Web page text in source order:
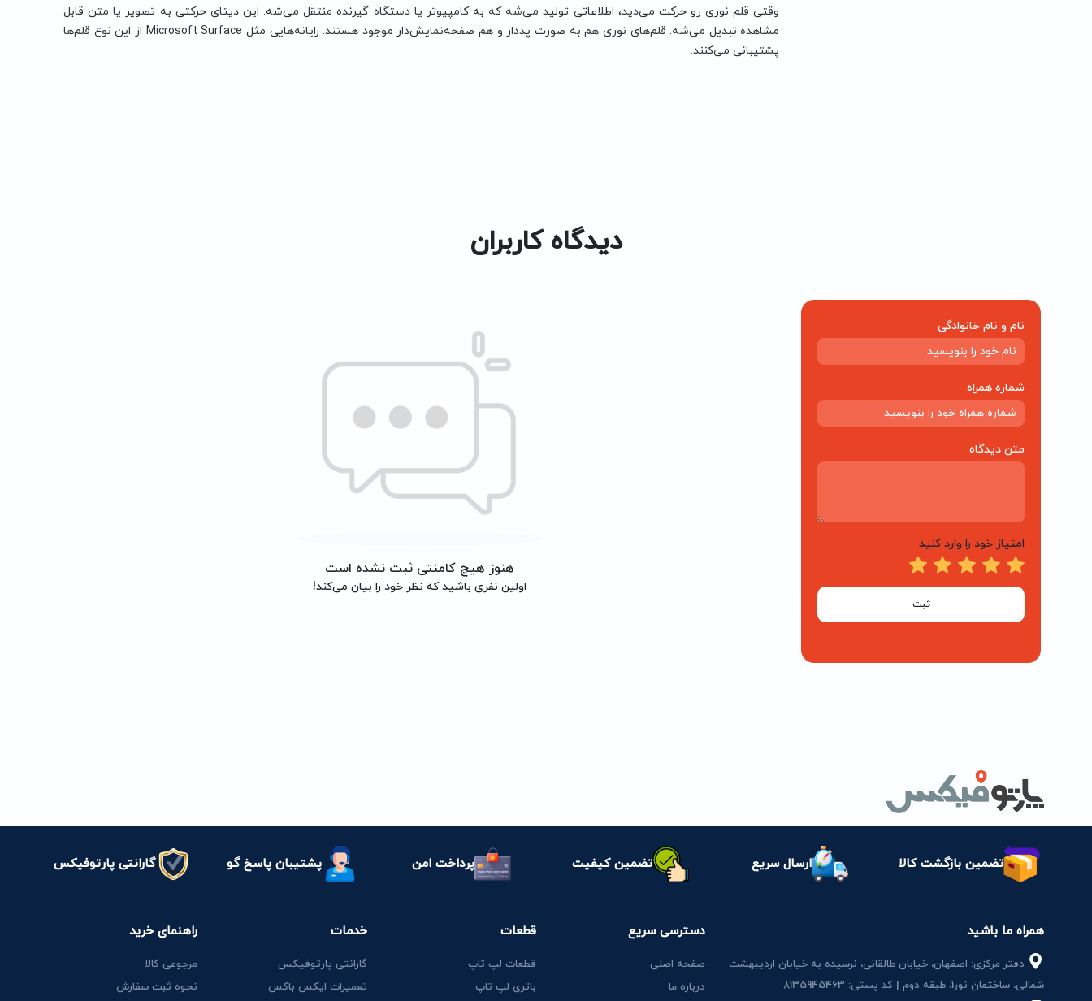
وقتی قلم نوری رو حرکت می‌دید، اطلاعاتی تولید می‌شه که به کامپیوتر یا دستگاه گیرنده منتقل می‌شه. این دیتای حرکتی به تصویر یا متن قابل
مشاهده تبدیل می‌شه. قلم‌های نوری هم به صورت پددار و هم صفحه‌نمایش‌دار موجود هستند. رایانه‌هایی مثل Microsoft Surface از این نوع قلم‌ها
پشتیبانی می‌کنند.
دیدگاه کاربران
نام و نام خانوادگی
شماره همراه
متن دیدگاه
امتیاز خود را وارد کنید
ثبت
هنوز هیچ کامنتی ثبت نشده است
اولین نفری باشید که نظر خود را بیان می‌کند!
تضمین بازگشت کالا ارسال سریع تضمین کیفیت پرداخت امن پشتیبان پاسخ گو گارانتی پارتوفیکس
همراه ما باشید
دفتر مرکزی: اصفهان، خیابان طالقانی، نرسیده به خیابان اردیبهشت
شمالی، ساختمان نور1، طبقه دوم | کد پستی: 8135945463
دسترسی سریع
صفحه اصلی
درباره ما
قطعات
قطعات لپ تاپ
باتری لپ تاپ
خدمات
گارانتی پارتوفیکس
تعمیرات ایکس باکس
راهنمای خرید
مرجوعی کالا
نحوه ثبت سفارش